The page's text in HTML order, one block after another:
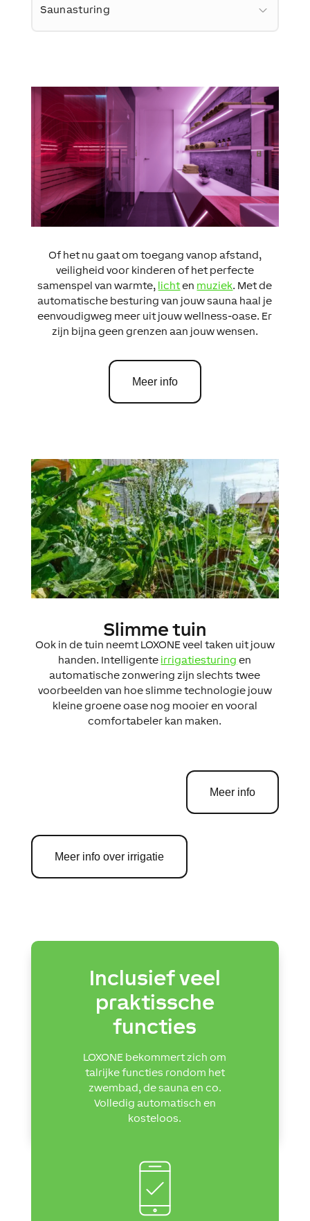
Saunasturing
Of het nu gaat om toegang vanop afstand,
veiligheid voor kinderen of het perfecte
samenspel van warmte, lichten muziek. Met de
automatische besturing van jouw sauna haal je
eenvoudigweg meer uit jouw wellness-oase. Er
zijn bijna geen grenzen aan jouw wensen.
Meer info
Slimme tuin
Ook in de tuin neemt LOXONE veel taken uit jouw
handen. Intelligente irrigatiesturing en
automatische zonwering zijn slechts twee
voorbeelden van hoe slimme technologie jouw
kleine groene oase nog mooier en vooral
comfortabeler kan maken.
Meer info
Meer info over irrigatie
Inclusief veel
praktissche
functies
LOXONE bekommert zich om
talrijke functies rondom het
zwembad, de sauna en co.
Volledig automatisch en
kosteloos.